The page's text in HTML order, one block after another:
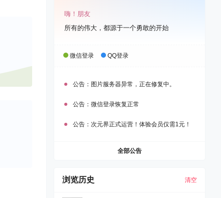
嗨！朋友
所有的伟大，都源于一个勇敢的开始
微信登录 QQ登录
公告： 图片服务器异常，正在修复中。
公告： 微信登录恢复正常
公告： 次元界正式运营！体验会员仅需1元！
全部公告
浏览历史 清空